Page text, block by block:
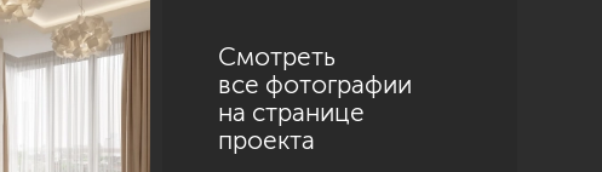
Смотреть
все фотографии
на странице
проекта